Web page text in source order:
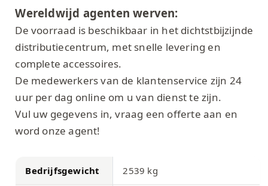
Wereldwijd agenten werven:
De voorraad is beschikbaar in het dichtstbijzijnde
distributiecentrum, met snelle levering en
complete accessoires.
De medewerkers van de klantenservice zijn 24
uur per dag online om u van dienst te zijn.
Vul uw gegevens in, vraag een offerte aan en
word onze agent!
Bedrijfsgewicht 2539 kg